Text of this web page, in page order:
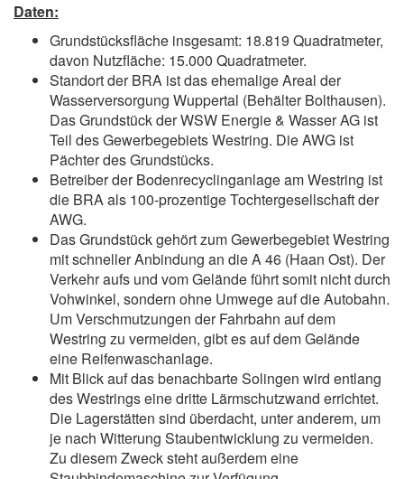
Daten:
Grundstücksfläche insgesamt: 18.819 Quadratmeter,
davon Nutzfläche: 15.000 Quadratmeter.
Standort der BRA ist das ehemalige Areal der
Wasserversorgung Wuppertal (Behälter Bolthausen).
Das Grundstück der WSW Energie & Wasser AG ist
Teil des Gewerbegebiets Westring. Die AWG ist
Pächter des Grundstücks.
Betreiber der Bodenrecyclinganlage am Westring ist
die BRA als 100-prozentige Tochtergesellschaft der
AWG.
Das Grundstück gehört zum Gewerbegebiet Westring
mit schneller Anbindung an die A 46 (Haan Ost). Der
Verkehr aufs und vom Gelände führt somit nicht durch
Vohwinkel, sondern ohne Umwege auf die Autobahn.
Um Verschmutzungen der Fahrbahn auf dem
Westring zu vermeiden, gibt es auf dem Gelände
eine Reifenwaschanlage.
Mit Blick auf das benachbarte Solingen wird entlang
des Westrings eine dritte Lärmschutzwand errichtet.
Die Lagerstätten sind überdacht, unter anderem, um
je nach Witterung Staubentwicklung zu vermeiden.
Zu diesem Zweck steht außerdem eine